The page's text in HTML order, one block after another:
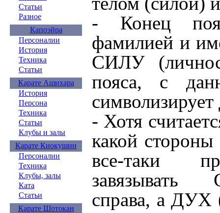
Статьи
Разное
Капоэйра
Персоналии
История
Техника
Статьи
Карате Ашихара
История
Персона
Техника
Статьи
Клубы и залы
Карате Киокушин
Персоналии
Техника
Клубы, залы
Ката
Статьи
Карате Шотокан
- Конец
фамилией и
СИЛУ
пояса, с
- Хотя
какой
все-таки
справа, а ДУХ